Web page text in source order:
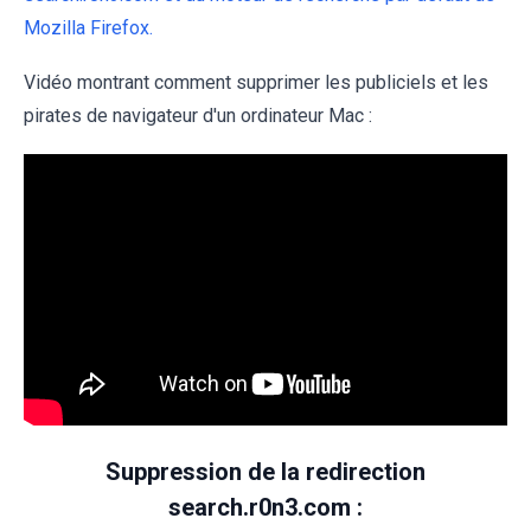
Mozilla Firefox.
Vidéo montrant comment supprimer les publiciels et les
pirates de navigateur d'un ordinateur Mac :
Suppression de la redirection
search.r0n3.com :